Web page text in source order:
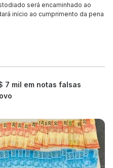
será encaminhado ao
início ao cumprimento da pena
7 mil em notas falsas